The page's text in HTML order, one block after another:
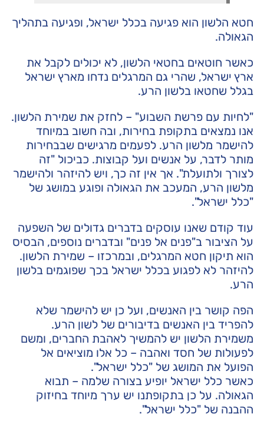
חטא הלשון הוא פגיעה בכלל ישראל, ופגיעה בתהליך
הגאולה.
כאשר חוטאים בחטאי הלשון, לא יכולים לקבל את
ארץ ישראל, שהרי גם המרגלים נדחו מארץ ישראל
בגלל שחטאו בלשון הרע.
"לחיות עם פרשת השבוע" – לחזק את שמירת הלשון.
אנו נמצאים בתקופת בחירות, ובה חשוב במיוחד
להישמר מלשון הרע. לפעמים מרגישים שבבחירות
מותר לדבר, על אנשים ועל קבוצות. כביכול "זה
לצורך ולתועלת". אך אין זה כך, ויש להיזהר ולהישמר
מלשון הרע, המעכב את הגאולה ופוגע במושג של
"כלל ישראל".
עוד קודם שאנו עוסקים בדברים גדולים של השפעה
על הציבור ב"פנים אל פנים" ובדברים נוספים, הבסיס
הוא תיקון חטא המרגלים, ובמרכזו – שמירת הלשון.
להיזהר לא לפגוע בכלל ישראל בכך שפוגמים בלשון
הרע.
הפה קושר בין האנשים, ועל כן יש להישמר שלא
להפריד בין האנשים בדיבורים של לשון הרע.
משמירת הלשון יש להמשיך לאהבת החברים, ומשם
לפעולות של חסד ואהבה – כל אלו מוציאים אל
הפועל את המושג של "כלל ישראל".
כאשר כלל ישראל יופיע בצורה שלמה – תבוא
הגאולה. על כן בתקופתנו יש ערך מיוחד בחיזוק
ההבנה של "כלל ישראל".